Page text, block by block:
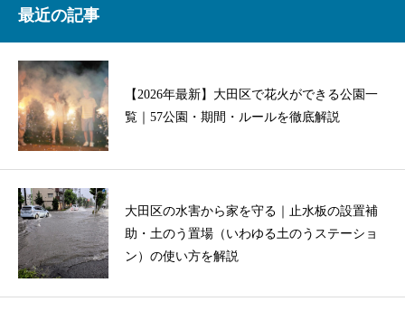
最近の記事
【2026年最新】大田区で花火ができる公園一
覧｜57公園・期間・ルールを徹底解説
大田区の水害から家を守る｜止水板の設置補
助・土のう置場（いわゆる土のうステーショ
ン）の使い方を解説